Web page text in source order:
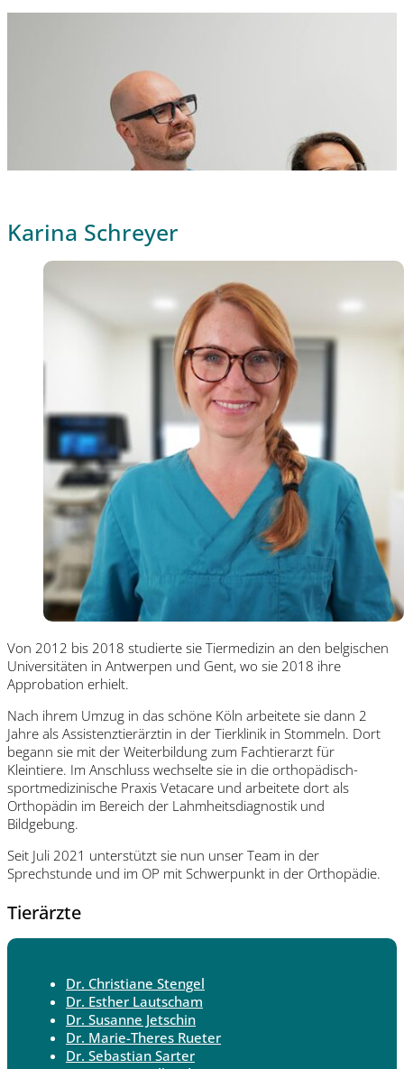
Karina Schreyer
Von 2012 bis 2018 studierte sie Tiermedizin an den belgischen
Universitäten in Antwerpen und Gent, wo sie 2018 ihre
Approbation erhielt.
Nach ihrem Umzug in das schöne Köln arbeitete sie dann 2
Jahre als Assistenztierärztin in der Tierklinik in Stommeln. Dort
begann sie mit der Weiterbildung zum Fachtierarzt für
Kleintiere. Im Anschluss wechselte sie in die orthopädisch-
sportmedizinische Praxis Vetacare und arbeitete dort als
Orthopädin im Bereich der Lahmheitsdiagnostik und
Bildgebung.
Seit Juli 2021 unterstützt sie nun unser Team in der
Sprechstunde und im OP mit Schwerpunkt in der Orthopädie.
Tierärzte
Dr. Christiane Stengel
Dr. Esther Lautscham
Dr. Susanne Jetschin
Dr. Marie-Theres Rueter
Dr. Sebastian Sarter